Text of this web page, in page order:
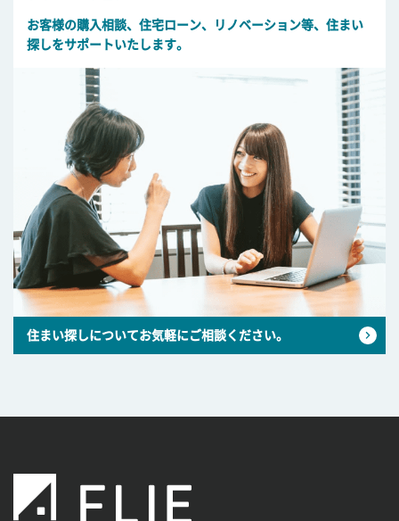
お客様の購入相談、住宅ローン、リノベーション等、住まい
探しをサポートいたします。
住まい探しについてお気軽にご相談ください。